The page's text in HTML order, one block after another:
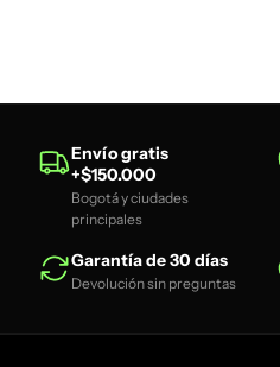
Envío gratis
+$150.000
Bogotá y ciudades
principales
Garantía de 30 días
Devolución sin preguntas